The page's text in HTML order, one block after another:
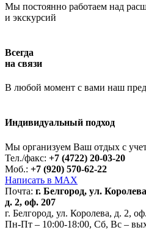
Мы постоянно работаем над
и экскурсий
Всегда
на связи
В любой момент с вами наш
Индивидуальный подход
Мы организуем Ваш отдых с
Тел./факс: +7 (4722) 20-03-20
Моб.: +7 (920) 570-62-22
Написать в MAX
Почта: г. Белгород, ул.
д. 2, оф. 207
г. Белгород, ул. Королева, д. 2,
Пн-Пт – 10:00-18:00, Сб, Вс –